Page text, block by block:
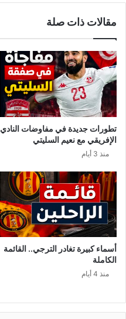
مقالات ذات صلة
تطورات جديدة في مفاوضات النادي
الإفريقي مع نعيم السليتي
منذ 3 أيام
أسماء كبيرة تغادر الترجي.. القائمة
الكاملة
منذ 4 أيام